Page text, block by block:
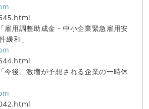
雇用調整助成金・中小企業緊急雇用安
緩和」
今後、激増が予想される企業の一時休